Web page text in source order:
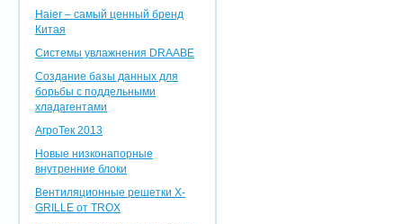
Haier – самый ценный бренд
Китая
Системы увлажнения DRAABE
Создание базы данных для
борьбы с поддельными
хладагентами
АгроТек 2013
Новые низконапорные
внутренние блоки
Вентиляционные решетки X-
GRILLE от TROX